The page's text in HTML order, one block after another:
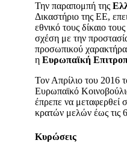
Την παραπομπή της
Δικαστήριο της ΕΕ,
εθνικό τους δίκαιο
σχέση με την
προσωπικού
η Ευρωπαϊκή
Τον Απρίλιο του 2016
Ευρωπαϊκό
έπρεπε να μεταφερθεί
κρατών μελών έως τις
Κυρώσεις